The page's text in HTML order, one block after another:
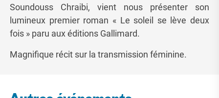
Soundouss Chraibi, vient nous présenter son
lumineux premier roman « Le soleil se lève deux
fois » paru aux éditions Gallimard.
Magnifique récit sur la transmission féminine.